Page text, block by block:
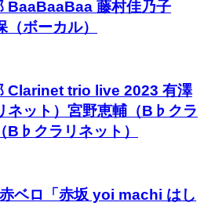
BaaBaaBaa 藤村佳乃子
（ボーカル）
Clarinet trio live 2023 有澤
ネット）宮野恵輔（B♭クラ
B♭クラリネット）
ベロ「赤坂 yoi machi はし